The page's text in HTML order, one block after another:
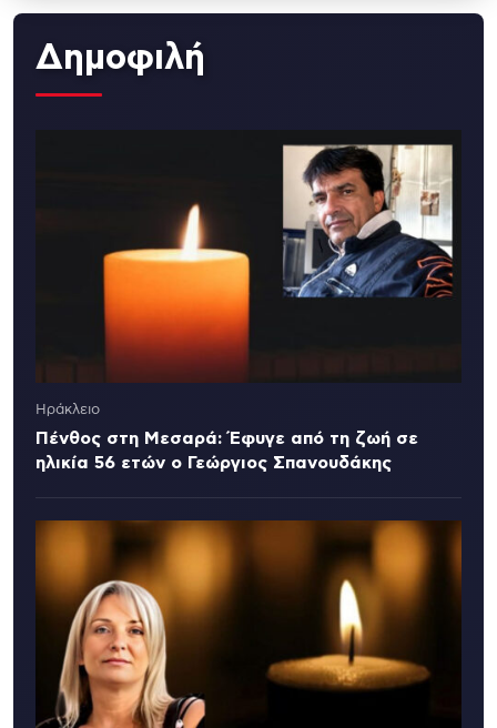
Δημοφιλή
Ηράκλειο
Πένθος στη Μεσαρά: Έφυγε από τη ζωή σε
ηλικία 56 ετών ο Γεώργιος Σπανουδάκης